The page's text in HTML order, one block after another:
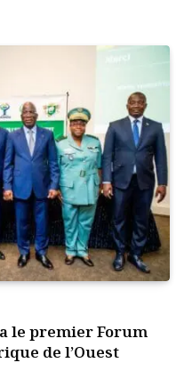
le premier Forum
de l’Ouest